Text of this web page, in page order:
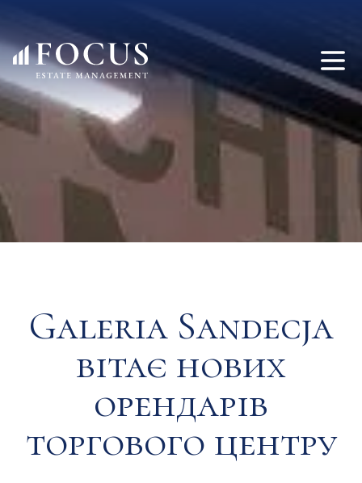
Galeria Sandecja
вітає нових
орендарів
торгового центру